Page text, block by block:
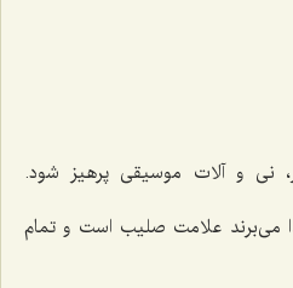
نی و آلات موسیقی پرهیز شود.
می‌برند علامت صلیب است و تمام